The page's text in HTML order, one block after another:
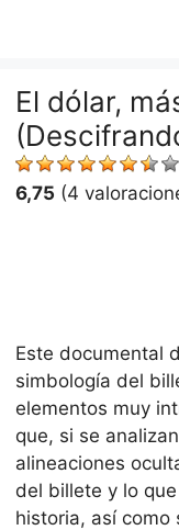
El dólar,
6,75 (4
Este documental
simbología del
elementos muy
que, si se
alineaciones
del billete y lo
historia, así como